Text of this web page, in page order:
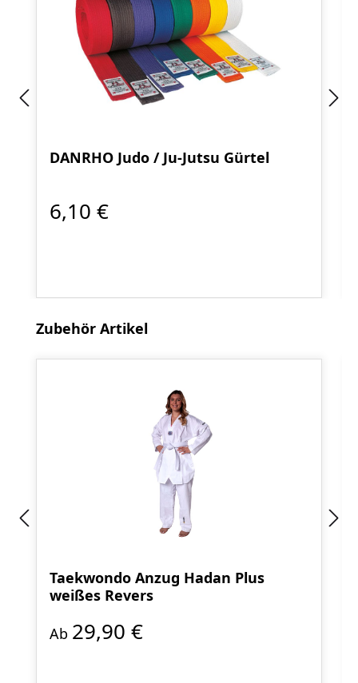
DANRHO Judo / Ju-Jutsu Gürtel
6,10 €
Produktgalerie überspringen
Zubehör Artikel
Taekwondo Anzug Hadan Plus
weißes Revers
Ab 29,90 €